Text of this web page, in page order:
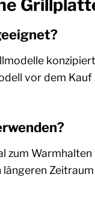
vor dem Kauf
Warmhalten